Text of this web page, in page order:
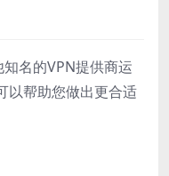
名的VPN提供商运
以帮助您做出更合适